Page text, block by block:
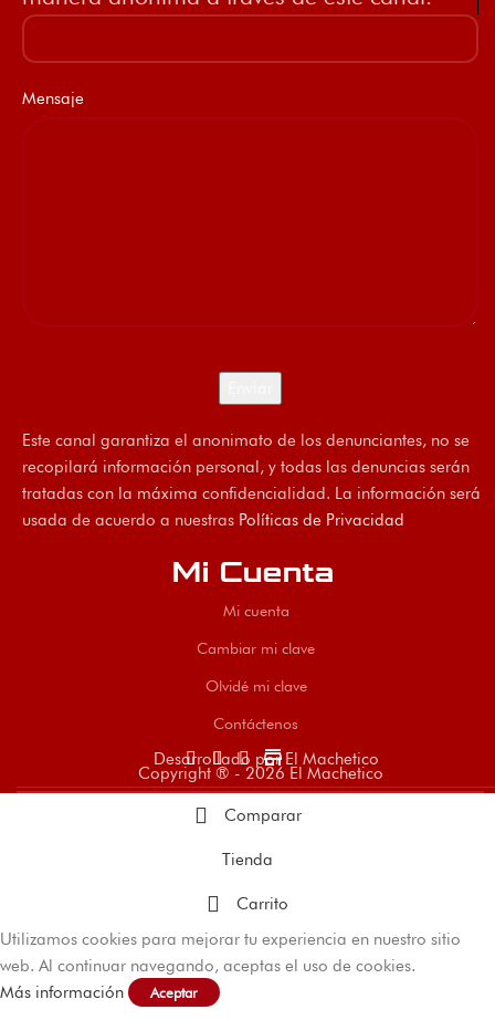
Mensaje
Este canal garantiza el anonimato de los denunciantes, no se
recopilará información personal, y todas las denuncias serán
tratadas con la máxima confidencialidad. La información será
usada de acuerdo a nuestras Políticas de Privacidad
Mi Cuenta
Mi cuenta
Cambiar mi clave
Olvidé mi clave
Contáctenos
store
Desarrollado por El Machetico
Copyright ® - 2026 El Machetico
Comparar
Tienda
Carrito
Utilizamos cookies para mejorar tu experiencia en nuestro sitio
web. Al continuar navegando, aceptas el uso de cookies.
Más información
Aceptar